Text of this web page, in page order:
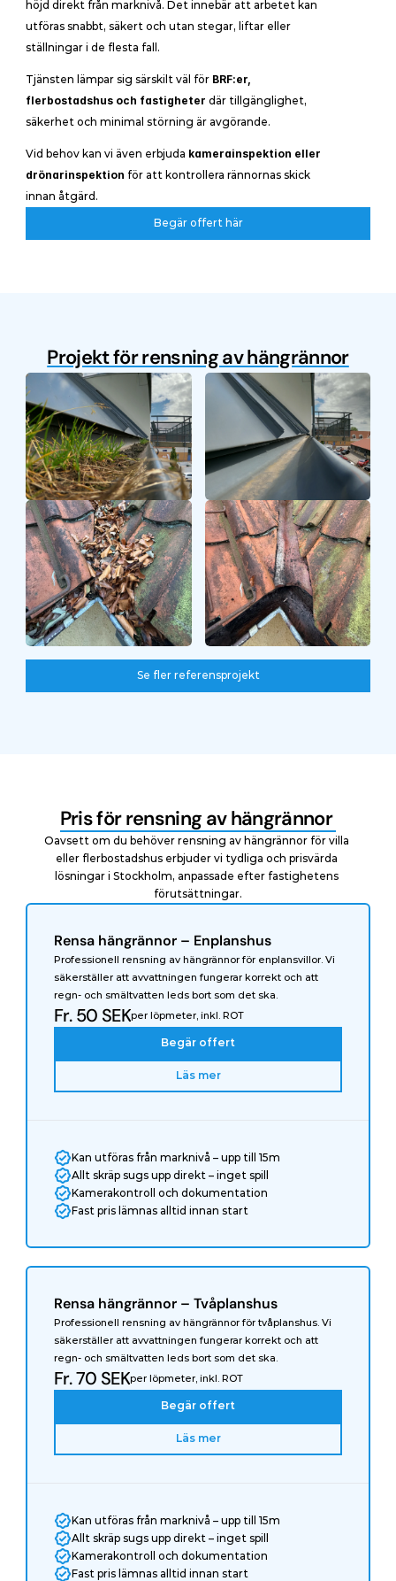
höjd direkt från marknivå. Det innebär att arbetet kan
utföras snabbt, säkert och utan stegar, liftar eller
ställningar i de flesta fall.
Tjänsten lämpar sig särskilt väl för BRF:er,
flerbostadshus och fastigheter där tillgänglighet,
säkerhet och minimal störning är avgörande.
Vid behov kan vi även erbjuda kamerainspektion eller
drönarinspektion för att kontrollera rännornas skick
innan åtgärd.
Begär offert här
Projekt för rensning av hängrännor
Före
Efter
Efter
Se fler referensprojekt
Pris för rensning av hängrännor
Oavsett om du behöver rensning av hängrännor för villa
eller flerbostadshus erbjuder vi tydliga och prisvärda
lösningar i Stockholm, anpassade efter fastighetens
förutsättningar.
Rensa hängrännor – Enplanshus
Professionell rensning av hängrännor för enplansvillor. Vi
säkerställer att avvattningen fungerar korrekt och att
regn- och smältvatten leds bort som det ska.
Fr. 50 SEKper löpmeter, inkl. ROT
Begär offert
Läs mer
Kan utföras från marknivå – upp till 15m
Allt skräp sugs upp direkt – inget spill
Kamerakontroll och dokumentation
Fast pris lämnas alltid innan start
Rensa hängrännor – Tvåplanshus
Professionell rensning av hängrännor för tvåplanshus. Vi
säkerställer att avvattningen fungerar korrekt och att
regn- och smältvatten leds bort som det ska.
Fr. 70 SEKper löpmeter, inkl. ROT
Begär offert
Läs mer
Kan utföras från marknivå – upp till 15m
Allt skräp sugs upp direkt – inget spill
Kamerakontroll och dokumentation
Fast pris lämnas alltid innan start